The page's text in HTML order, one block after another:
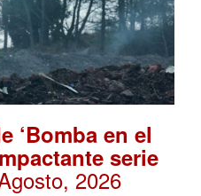
‘Bomba en el
serie
2026